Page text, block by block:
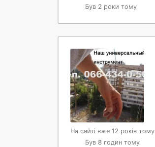
Був 2 роки тому
На сайті вже 12 років тому
Був 8 годин тому